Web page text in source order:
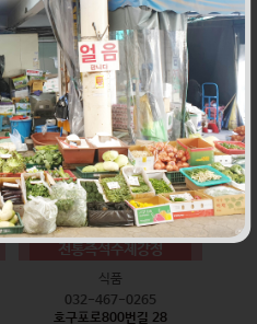
식품
032-468-6024
구월로276번길 29
전통즉석수제강정
식품
032-467-0265
호구포로800번길 28